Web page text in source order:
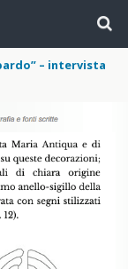
– intervista